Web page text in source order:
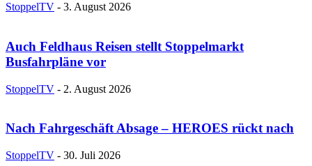
StoppelTV - 3. August 2026
Auch Feldhaus Reisen stellt Stoppelmarkt
Busfahrpläne vor
StoppelTV - 2. August 2026
Nach Fahrgeschäft Absage – HEROES rückt nach
StoppelTV - 30. Juli 2026